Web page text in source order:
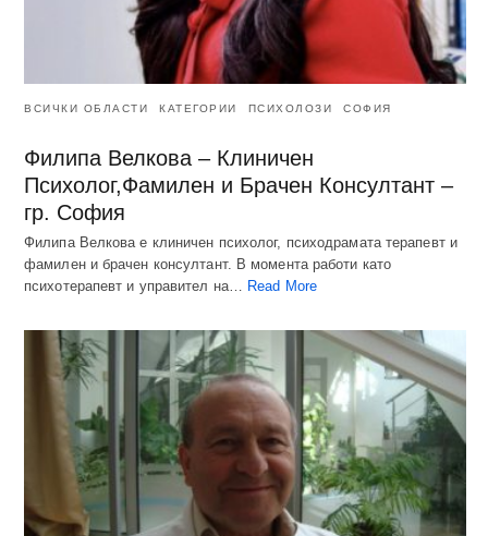
ВСИЧКИ ОБЛАСТИ КАТЕГОРИИ ПСИХОЛОЗИ СОФИЯ
Филипа Велкова – Клиничен
Психолог,Фамилен и Брачен Консултант –
гр. София
Филипа Велкова е клиничен психолог, психодрамата терапевт и
фамилен и брачен консултант. В момента работи като
психотерапевт и управител на…
Read More